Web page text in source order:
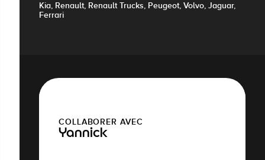
Kia, Renault, Renault Trucks, Peugeot, Volvo, Jaguar,
Ferrari
COLLABORER AVEC
Yannick